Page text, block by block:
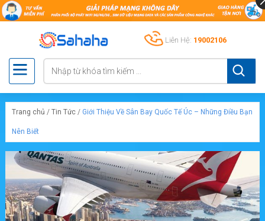
Liên Hệ: 19002106
Trang chủ / Tin Tức / Giới Thiệu Về Sân Bay Quốc Tế Úc – Những Điều Bạn
Nên Biết